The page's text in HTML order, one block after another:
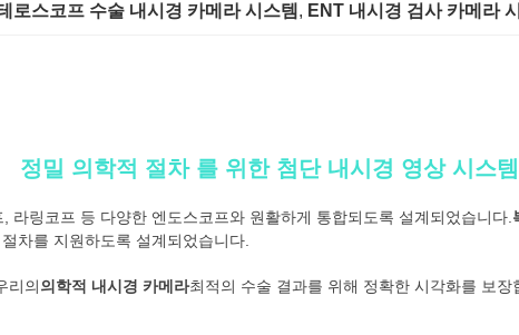
로스코프 수술 내시경 카메라 시스템 , ENT 내시경 검사 카메라
정밀 의학적 절차 를 위한 첨단 내시경 영상 시스템
라링코프 등 다양한 엔도스코프와 원활하게 통합되도록 설계되었습니다.
차를 지원하도록 설계되었습니다.
리의의학적 내시경 카메라최적의 수술 결과를 위해 정확한 시각화를 보